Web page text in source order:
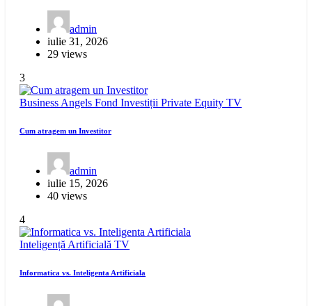
admin
iulie 31, 2026
29 views
3
Business Angels Fond Investiții Private Equity TV
Cum atragem un Investitor
admin
iulie 15, 2026
40 views
4
Inteligență Artificială TV
Informatica vs. Inteligenta Artificiala